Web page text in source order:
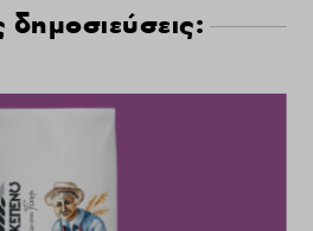
δημοσιεύσεις: